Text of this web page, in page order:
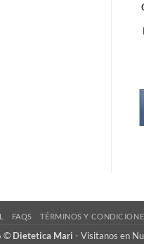
FAQS TÉRMINOS Y
© Dietetica Mari - Visitanos en